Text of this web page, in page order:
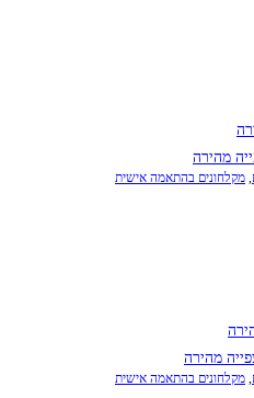
מהירה
מקלחונים בהתאמה אישית
מהירה
, מקלחונים בהתאמה אישית